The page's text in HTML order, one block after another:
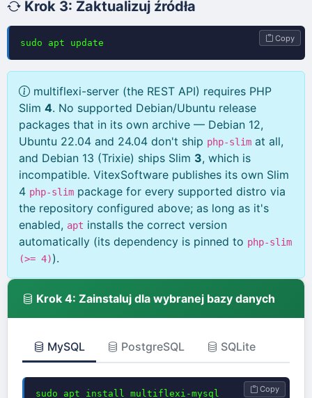
Krok 3: Zaktualizuj źródła
sudo apt update Copy
multiflexi-server (the REST API) requires PHP
Slim 4. No supported Debian/Ubuntu release
packages that in its own archive — Debian 12,
Ubuntu 22.04 and 24.04 don't ship php-slim at all,
and Debian 13 (Trixie) ships Slim 3, which is
incompatible. VitexSoftware publishes its own Slim
4 php-slim package for every supported distro via
the repository configured above; as long as it's
enabled, apt installs the correct version
automatically (its dependency is pinned to php-slim
(>= 4)).
Krok 4: Zainstaluj dla wybranej bazy danych
MySQL PostgreSQL SQLite
sudo apt install multiflexi-mysql Copy